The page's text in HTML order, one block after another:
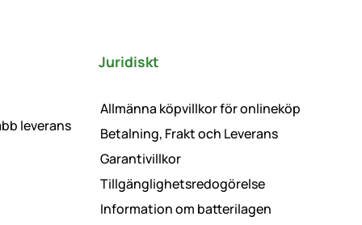
leverans
Juridiskt
Allmänna köpvillkor för onlineköp
Betalning, Frakt och Leverans
Garantivillkor
Tillgänglighetsredogörelse
Information om batterilagen